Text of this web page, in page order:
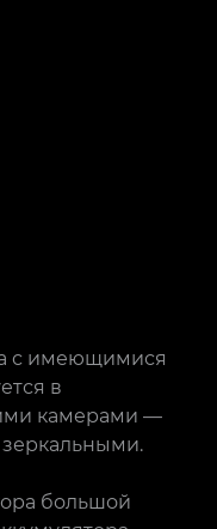
с имеющимися
в
камерами —
зеркальными.
большой